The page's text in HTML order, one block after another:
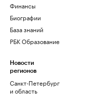
Финансы
Биографии
База знаний
РБК Образование
Новости
регионов
Санкт-Петербург
и область